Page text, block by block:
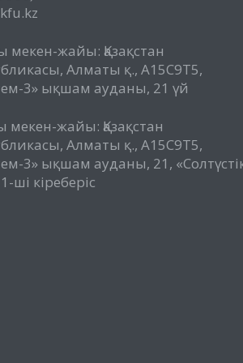
мекен-жайы: Қазақстан
Алматы қ., A15C9T5,
3» ықшам ауданы, 21 үй
мекен-жайы: Қазақстан
Алматы қ., A15C9T5,
3» ықшам ауданы, 21,
ші кіреберіс